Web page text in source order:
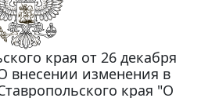
края от 26 декабря
внесении изменения в
края "О